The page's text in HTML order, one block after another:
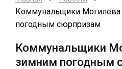
Коммунальщики
погодным сюрпризам
Коммунальщики
зимним погодным